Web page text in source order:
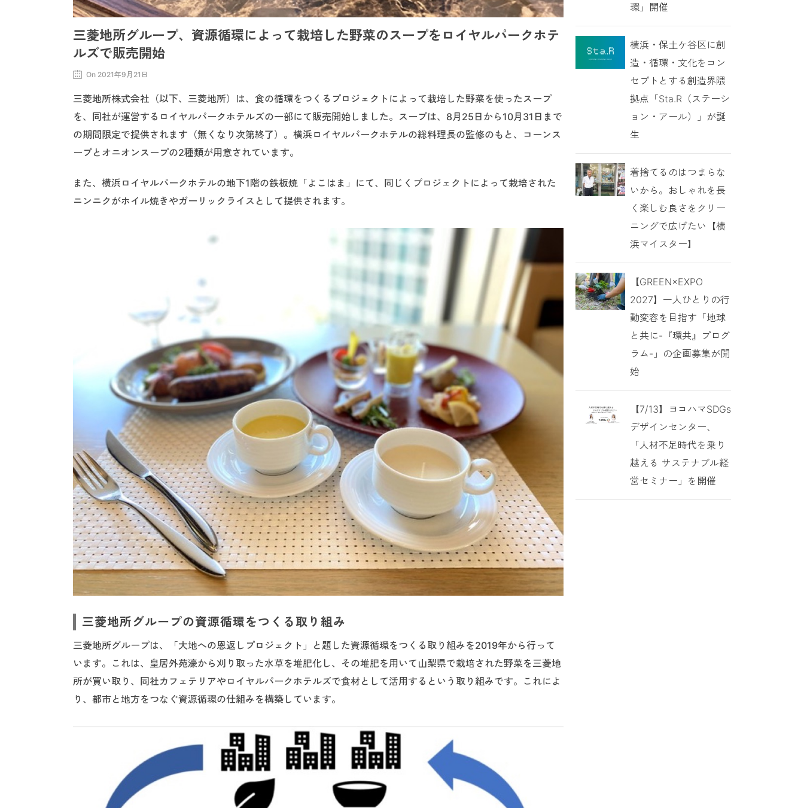
三菱地所グループ、資源循環によって栽培した野菜のスープをロイヤルパークホテ
ルズで販売開始
On 2021年9月21日
三菱地所株式会社（以下、三菱地所）は、食の循環をつくるプロジェクトによって栽培した野菜を使ったスープ
を、同社が運営するロイヤルパークホテルズの一部にて販売開始しました。スープは、8月25日から10月31日まで
の期間限定で提供されます（無くなり次第終了）。横浜ロイヤルパークホテルの総料理長の監修のもと、コーンス
ープとオニオンスープの2種類が用意されています。
また、横浜ロイヤルパークホテルの地下1階の鉄板焼「よこはま」にて、同じくプロジェクトによって栽培された
ニンニクがホイル焼きやガーリックライスとして提供されます。
三菱地所グループの資源循環をつくる取り組み
三菱地所グループは、「大地への恩返しプロジェクト」と題した資源循環をつくる取り組みを2019年から行って
います。これは、皇居外苑濠から刈り取った水草を堆肥化し、その堆肥を用いて山梨県で栽培された野菜を三菱地
所が買い取り、同社カフェテリアやロイヤルパークホテルズで食材として活用するという取り組みです。これによ
り、都市と地方をつなぐ資源循環の仕組みを構築しています。
環」開催
横浜・保土ケ谷区に創
造・循環・文化をコン
セプトとする創造界隈
拠点「Sta.R（ステーシ
ョン・アール）」が誕
生
着捨てるのはつまらな
いから。おしゃれを長
く楽しむ良さをクリー
ニングで広げたい【横
浜マイスター】
【GREEN×EXPO
2027】一人ひとりの行
動変容を目指す「地球
と共に-『環共』プログ
ラム-」の企画募集が開
始
【7/13】ヨコハマSDGs
デザインセンター、
「人材不足時代を乗り
越える サステナブル経
営セミナー」を開催